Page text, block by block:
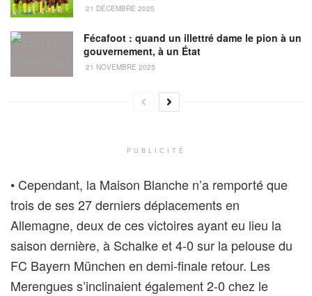
21 DÉCEMBRE 2025
Fécafoot : quand un illettré dame le pion à un
gouvernement, à un État
21 NOVEMBRE 2025
PUBLICITÉ
• Cependant, la Maison Blanche n’a remporté que
trois de ses 27 derniers déplacements en
Allemagne, deux de ces victoires ayant eu lieu la
saison dernière, à Schalke et 4-0 sur la pelouse du
FC Bayern München en demi-finale retour. Les
Merengues s’inclinaient également 2-0 chez le